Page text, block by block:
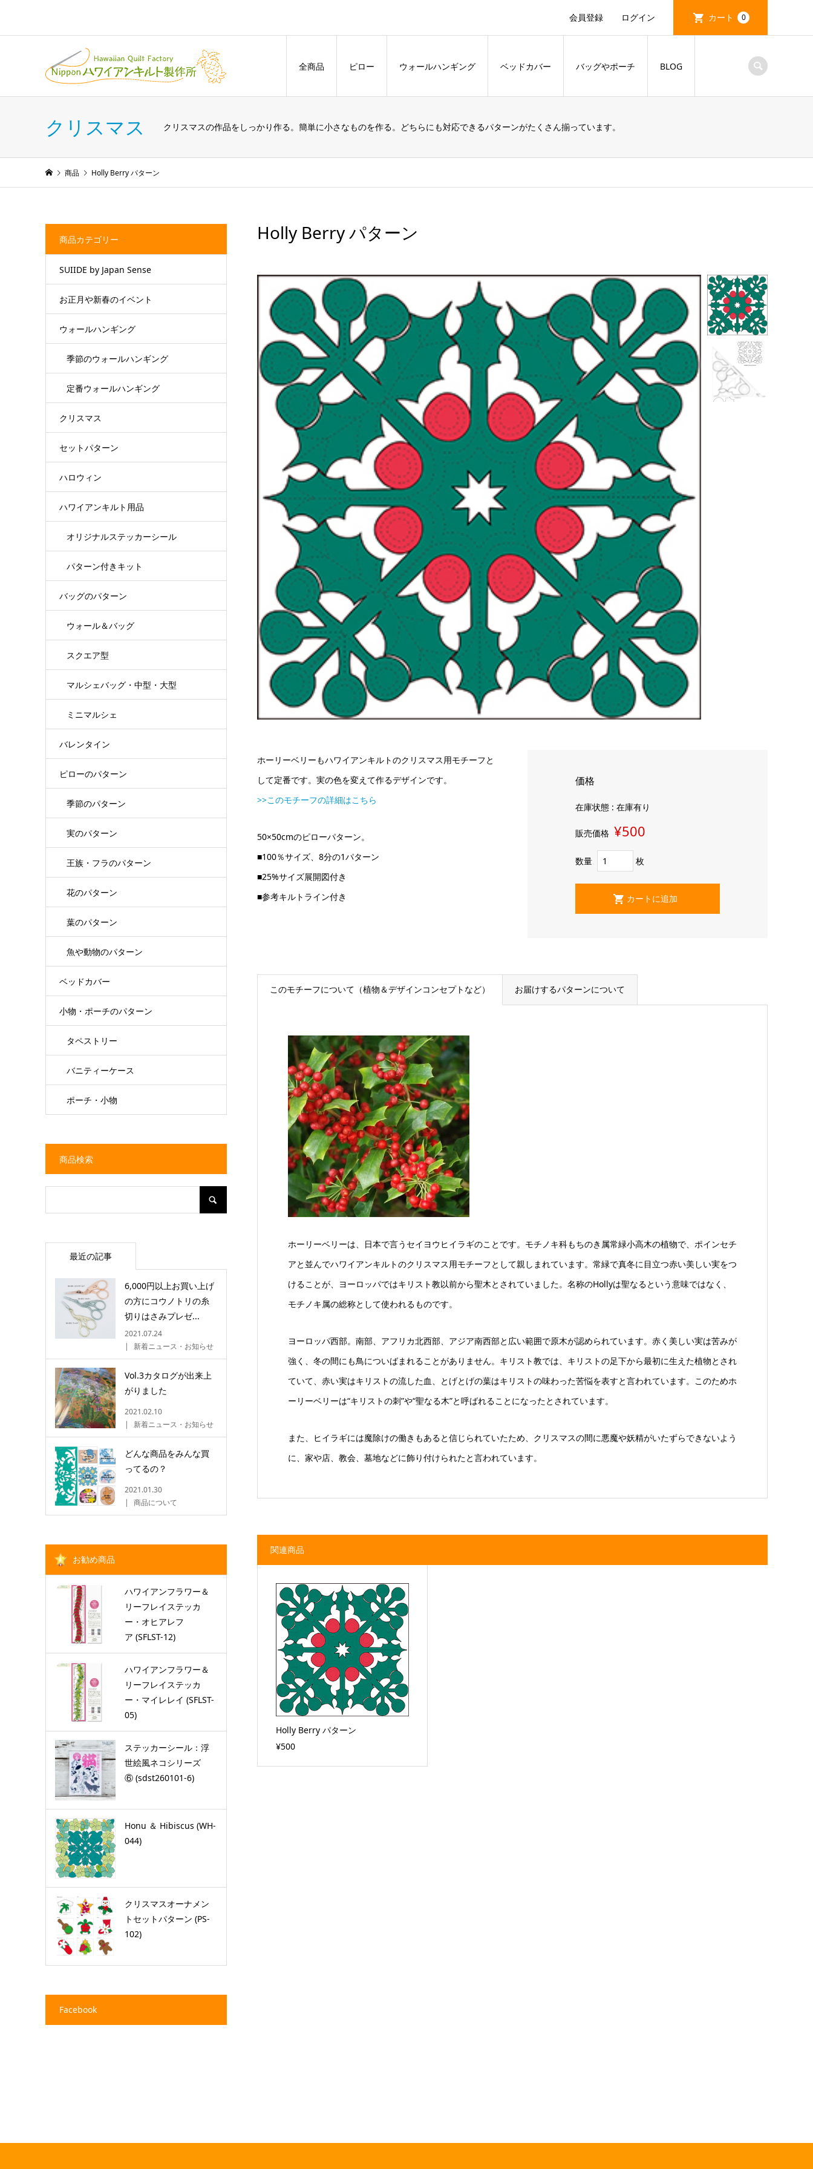
会員登録 ログイン カート 0
全商品 ピロー ウォールハンギング ベッドカバー バッグやポーチ BLOG
クリスマス クリスマスの作品をしっかり作る。簡単に小さなものを作る。どちらにも対応できるパターンがたくさん揃っています。
商品 Holly Berry パターン
Holly Berry パターン
ホーリーベリーもハワイアンキルトのクリスマス用モチーフと
して定番です。実の色を変えて作るデザインです。
>>このモチーフの詳細はこちら
50×50cmのピローパターン。
■100％サイズ、8分の1パターン
■25%サイズ展開図付き
■参考キルトライン付き
価格
在庫状態 : 在庫有り
販売価格 ¥500
数量 枚
このモチーフについて（植物＆デザインコンセプトなど） お届けするパターンについて
ホーリーベリーは、日本で言うセイヨウヒイラギのことです。モチノキ科もちのき属常緑小高木の植物で、ポインセチ
アと並んでハワイアンキルトのクリスマス用モチーフとして親しまれています。常緑で真冬に目立つ赤い美しい実をつ
けることが、ヨーロッパではキリスト教以前から聖木とされていました。名称のHollyは聖なるという意味ではなく、
モチノキ属の総称として使われるものです。
ヨーロッパ西部。南部、アフリカ北西部、アジア南西部と広い範囲で原木が認められています。赤く美しい実は苦みが
強く、冬の間にも鳥についばまれることがありません。キリスト教では、キリストの足下から最初に生えた植物とされ
ていて、赤い実はキリストの流した血、とげとげの葉はキリストの味わった苦悩を表すと言われています。このためホ
ーリーベリーは“キリストの刺”や“聖なる木”と呼ばれることになったとされています。
また、ヒイラギには魔除けの働きもあると信じられていたため、クリスマスの間に悪魔や妖精がいたずらできないよう
に、家や店、教会、墓地などに飾り付けられたと言われています。
関連商品
Holly Berry パターン
¥500
商品カテゴリー
SUIIDE by Japan Sense
お正月や新春のイベント
ウォールハンギング
季節のウォールハンギング
定番ウォールハンギング
クリスマス
セットパターン
ハロウィン
ハワイアンキルト用品
オリジナルステッカーシール
パターン付きキット
バッグのパターン
ウォール＆バッグ
スクエア型
マルシェバッグ・中型・大型
ミニマルシェ
バレンタイン
ピローのパターン
季節のパターン
実のパターン
王族・フラのパターン
花のパターン
葉のパターン
魚や動物のパターン
ベッドカバー
小物・ポーチのパターン
タペストリー
バニティーケース
ポーチ・小物
商品検索
最近の記事
6,000円以上お買い上げ
の方にコウノトリの糸
切りはさみプレゼ...
2021.07.24
新着ニュース・お知らせ
Vol.3カタログが出来上
がりました
2021.02.10
新着ニュース・お知らせ
どんな商品をみんな買
ってるの？
2021.01.30
商品について
お勧め商品
ハワイアンフラワー＆
リーフレイステッカ
ー・オヒアレフ
ア (SFLST-12)
ハワイアンフラワー＆
リーフレイステッカ
ー・マイレレイ (SFLST-
05)
ステッカーシール：浮
世絵風ネコシリーズ
⑥ (sdst260101-6)
Honu ＆ Hibiscus (WH-
044)
クリスマスオーナメン
トセットパターン (PS-
102)
Facebook